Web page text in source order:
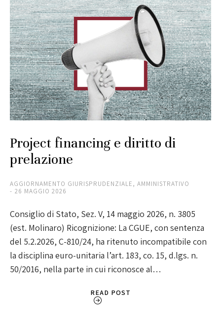
Project financing e diritto di
prelazione
AGGIORNAMENTO GIURISPRUDENZIALE, AMMINISTRATIVO
26 MAGGIO 2026
Consiglio di Stato, Sez. V, 14 maggio 2026, n. 3805
(est. Molinaro) Ricognizione: La CGUE, con sentenza
del 5.2.2026, C-810/24, ha ritenuto incompatibile con
la disciplina euro-unitaria l’art. 183, co. 15, d.lgs. n.
50/2016, nella parte in cui riconosce al…
READ POST